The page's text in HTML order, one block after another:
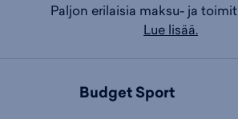
Paljon erilaisia maksu- ja
Lue lisää.
Budget Sport